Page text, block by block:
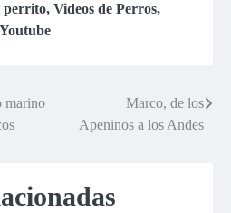
perrito, Videos de Perros,
marino
Marco, de los
Apeninos a los Andes